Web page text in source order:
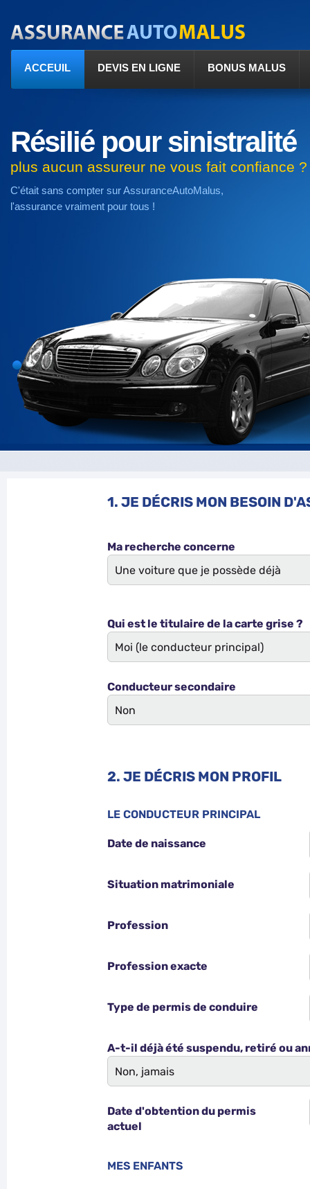
ACCEUIL DEVIS EN LIGNE BONUS MALUS
Résilié pour sinistralité
plus aucun assureur ne vous fait confiance ?
C'était sans compter sur AssuranceAutoMalus,
l'assurance vraiment pour tous !